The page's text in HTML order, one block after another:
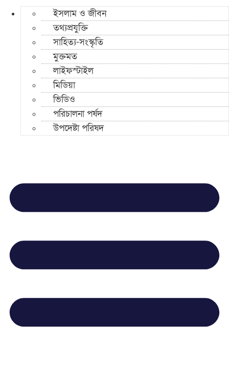
ইসলাম ও জীবন
তথ্যপ্রযুক্তি
সাহিত্য-সংস্কৃতি
মুক্তমত
লাইফস্টাইল
মিডিয়া
ভিডিও
পরিচালনা পর্ষদ
উপদেষ্টা পরিষদ